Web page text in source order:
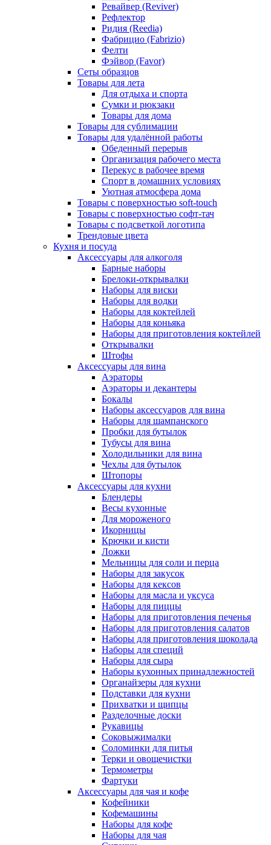
Ревайвер (Reviver)
Рефлектор
Ридия (Reedia)
Фабрицио (Fabrizio)
Фелти
Фэйвор (Favor)
Сеты образцов
Товары для лета
Для отдыха и спорта
Сумки и рюкзаки
Товары для дома
Товары для сублимации
Товары для удалённой работы
Обеденный перерыв
Организация рабочего места
Перекус в рабочее время
Спорт в домашних условиях
Уютная атмосфера дома
Товары с поверхностью soft-touch
Товары с поверхностью софт-тач
Товары с подсветкой логотипа
Трендовые цвета
Кухня и посуда
Аксессуары для алкоголя
Барные наборы
Брелоки-открывалки
Наборы для виски
Наборы для водки
Наборы для коктейлей
Наборы для коньяка
Наборы для приготовления коктейлей
Открывалки
Штофы
Аксессуары для вина
Аэраторы
Аэраторы и декантеры
Бокалы
Наборы аксессуаров для вина
Наборы для шампанского
Пробки для бутылок
Тубусы для вина
Холодильники для вина
Чехлы для бутылок
Штопоры
Аксессуары для кухни
Блендеры
Весы кухонные
Для мороженого
Икорницы
Крючки и кисти
Ложки
Мельницы для соли и перца
Наборы для закусок
Наборы для кексов
Наборы для масла и уксуса
Наборы для пиццы
Наборы для приготовления печенья
Наборы для приготовления салатов
Наборы для приготовления шоколада
Наборы для специй
Наборы для сыра
Наборы кухонных принадлежностей
Органайзеры для кухни
Подставки для кухни
Прихватки и щипцы
Разделочные доски
Рукавицы
Соковыжималки
Соломинки для питья
Терки и овощечистки
Термометры
Фартуки
Аксессуары для чая и кофе
Кофейники
Кофемашины
Наборы для кофе
Наборы для чая